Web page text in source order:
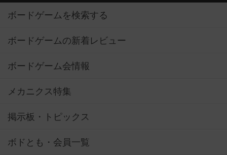
ボードゲームを検索する
ボードゲームの新着レビュー
ボードゲーム会情報
メカニクス特集
掲示板・トピックス
ボドとも・会員一覧